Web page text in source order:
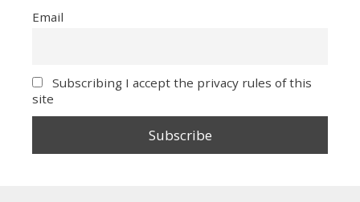
Email
Subscribing I accept the privacy rules of this
site